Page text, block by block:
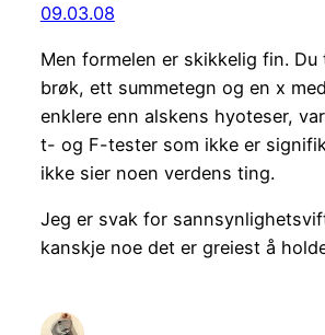
09.03.08
Men formelen er skikkelig fin. Du
brøk, ett summetegn og en x
enklere enn alskens hyoteser,
t- og F-tester som ikke er
ikke sier noen verdens ting.
Jeg er svak for
kanskje noe det er greiest å